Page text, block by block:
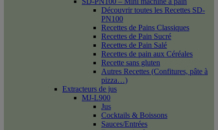
Découvrir toutes les Recettes SD-
PN100
Recettes de Pains Classiques
Recettes de Pain Sucré
Recettes de Pain Salé
Recettes de pain aux Céréales
Recette sans gluten
Autres Recettes (Confitures, pâte à
pizza…)
Extracteurs de jus
MJ-L900
Jus
Cocktails & Boissons
Sauces/Entrées